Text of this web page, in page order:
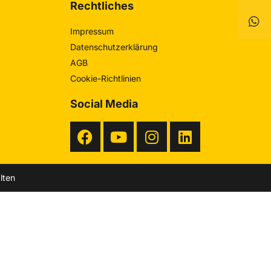
Rechtliches
Impressum
Datenschutzerklärung
AGB
Cookie-Richtlinien
Social Media